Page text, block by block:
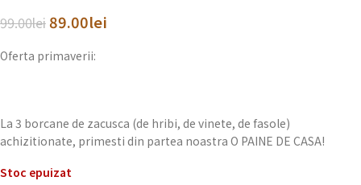
99.00lei89.00lei
Oferta primaverii:
La 3 borcane de zacusca (de hribi, de vinete, de fasole)
achizitionate, primesti din partea noastra O PAINE DE CASA!
Stoc epuizat